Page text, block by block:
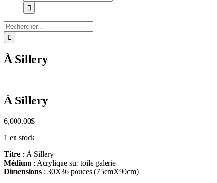
Rechercher:
À Sillery
À Sillery
6,000.00$
1 en stock
Titre : À Sillery
Médium : Acrylique sur toile galerie
Dimensions : 30X36 pouces (75cmX90cm)